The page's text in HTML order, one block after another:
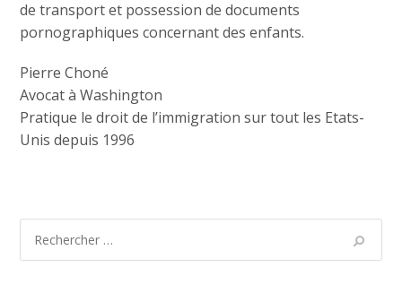
de transport et possession de documents
pornographiques concernant des enfants.
Pierre Choné
Avocat à Washington
Pratique le droit de l’immigration sur tout les Etats-
Unis depuis 1996